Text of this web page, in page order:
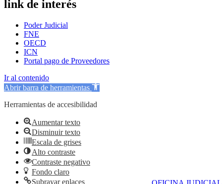
link de interés
Poder Judicial
FNE
OECD
ICN
Portal pago de Proveedores
Ir al contenido
Abrir barra de herramientas
Herramientas de accesibilidad
Aumentar texto
Disminuir texto
Escala de grises
Alto contraste
Contraste negativo
Fondo claro
Subrayar enlaces